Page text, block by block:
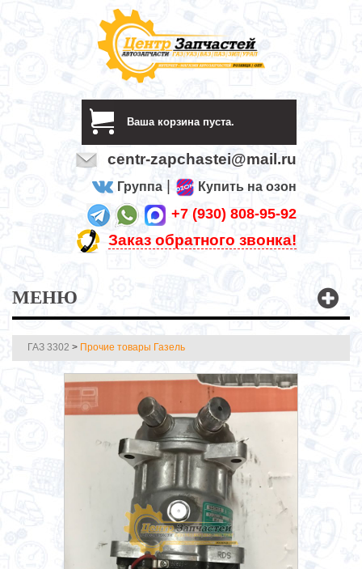
Ваша корзина пуста.
centr-zapchastei@mail.ru
Группа Купить на озон
+7 (930) 808-95-92
Заказ обратного звонка!
МЕНЮ
ГАЗ 3302 > Прочие товары Газель